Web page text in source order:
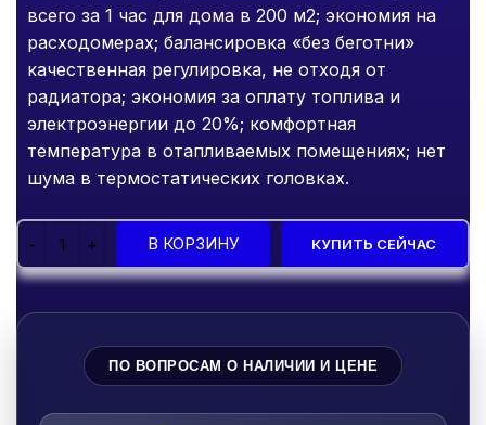
всего за 1 час для дома в 200 м2; экономия на
расходомерах; балансировка «без беготни»
качественная регулировка, не отходя от
радиатора; экономия за оплату топлива и
электроэнергии до 20%; комфортная
температура в отапливаемых помещениях; нет
шума в термостатических головках.
В КОРЗИНУ КУПИТЬ СЕЙЧАС
ПО ВОПРОСАМ О НАЛИЧИИ И ЦЕНЕ